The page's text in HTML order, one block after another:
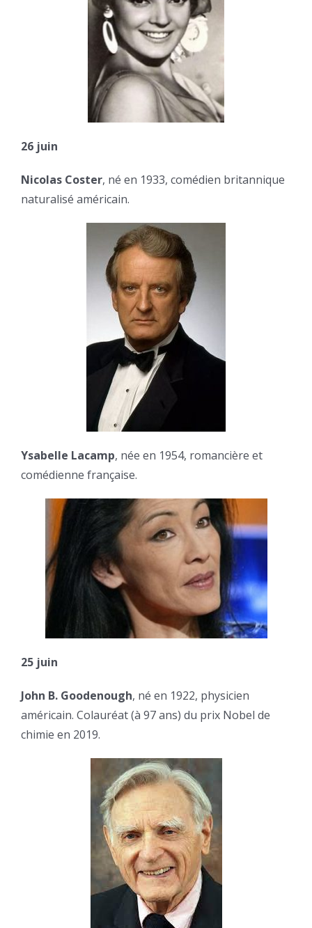
26 juin
Nicolas Coster, né en 1933, comédien britannique
naturalisé américain.
Ysabelle Lacamp, née en 1954, romancière et
comédienne française.
25 juin
John B. Goodenough, né en 1922, physicien
américain. Colauréat (à 97 ans) du prix Nobel de
chimie en 2019.